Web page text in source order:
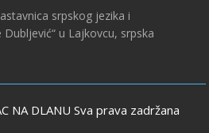
srpskog jezika i
u Lajkovcu, srpska
NA DLANU Sva prava zadržana